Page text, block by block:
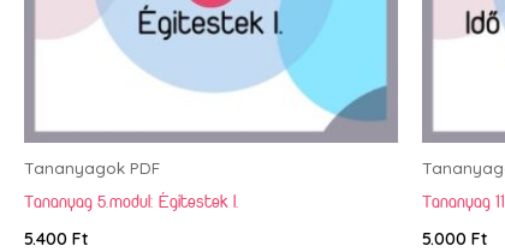
Tananyagok PDF
Tananyag 5.modul: Égitestek I.
5.400 Ft
Tananyag
5.000 Ft